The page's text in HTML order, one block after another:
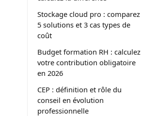
Stockage cloud pro : comparez
5 solutions et 3 cas types de
coût
Budget formation RH : calculez
votre contribution obligatoire
en 2026
CEP : définition et rôle du
conseil en évolution
professionnelle